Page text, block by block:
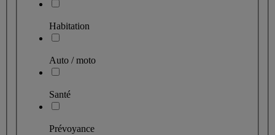
Habitation
Auto / moto
Santé
Prévoyance